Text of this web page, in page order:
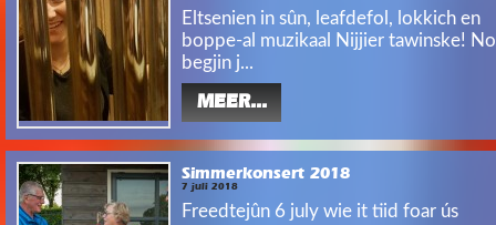
Eltsenien in sûn, leafdefol, lokkich en
boppe-al muzikaal Nijjier tawinske!
begjin j...
MEER...
Simmerkonsert 2018
7 juli 2018
Freedtejûn 6 july wie it tiid foar ús